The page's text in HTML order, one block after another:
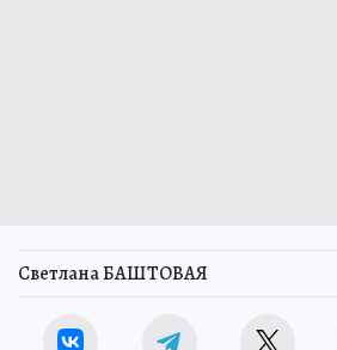
Светлана БАШТОВАЯ